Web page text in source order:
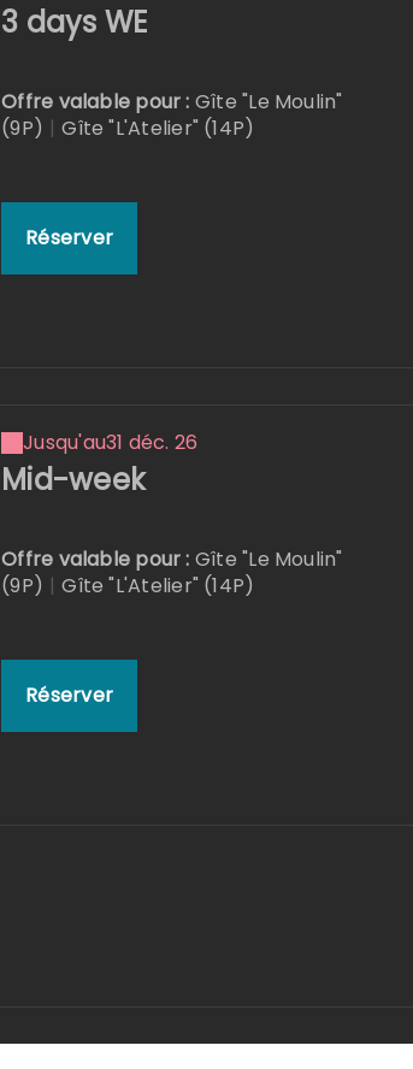
3 days WE
Offre valable pour : Gîte "Le Moulin"
(9P) | Gîte "L'Atelier" (14P)
Réserver
Jusqu'au31 déc. 26
Mid-week
Offre valable pour : Gîte "Le Moulin"
(9P) | Gîte "L'Atelier" (14P)
Réserver